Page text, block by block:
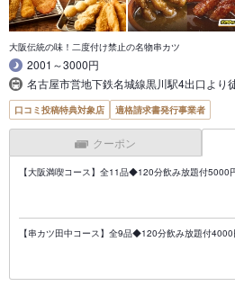
大阪伝統の味！二度付け禁止の名物串カツ
2001～3000円
名古屋市営地下鉄名城線黒川駅4出口より
口コミ投稿特典対象店 適格請求書発行事業者
クーポン
【大阪満喫コース】全11品◆120分飲み放題付5000
【串カツ田中コース】全9品◆120分飲み放題付4000